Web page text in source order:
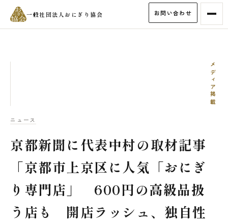
一般社団法人おにぎり協会 お問い合わせ
メディア掲載
ニュース
京都新聞に代表中村の取材記事
「京都市上京区に人気「おにぎ
り専門店」 600円の高級品扱
う店も 開店ラッシュ、独自性